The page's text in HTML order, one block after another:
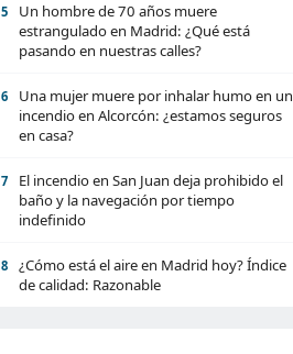
5
Un hombre de 70 años muere
estrangulado en Madrid: ¿Qué está
pasando en nuestras calles?
6
Una mujer muere por inhalar humo en un
incendio en Alcorcón: ¿estamos seguros
en casa?
7
El incendio en San Juan deja prohibido el
baño y la navegación por tiempo
indefinido
8
¿Cómo está el aire en Madrid hoy? Índice
de calidad: Razonable